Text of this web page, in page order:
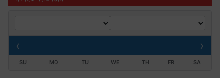
‹ ›
SU MO TU WE TH FR SA